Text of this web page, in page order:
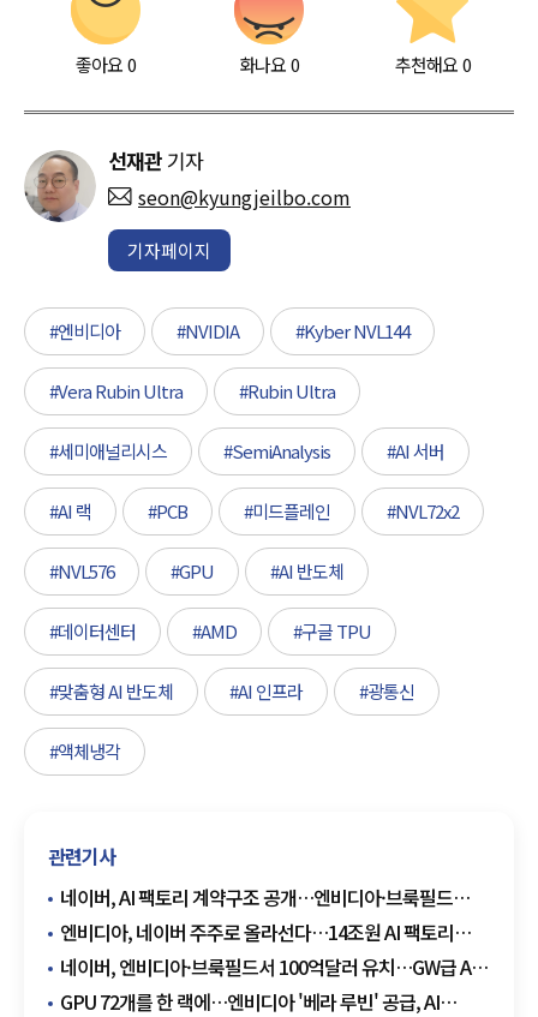
좋아요0 화나요0 추천해요 0
선재관 기자
seon@kyungjeilbo.com
기자페이지
#엔비디아 #NVIDIA #Kyber NVL144
#Vera Rubin Ultra #Rubin Ultra
#세미애널리시스 #SemiAnalysis #AI 서버
#AI 랙 #PCB #미드플레인 #NVL72x2
#NVL576 #GPU #AI 반도체
#데이터센터 #AMD #구글 TPU
#맞춤형 AI 반도체 #AI 인프라 #광통신
#액체냉각
관련기사
네이버, AI 팩토리 계약구조 공개…엔비디아·브룩필드
10조원 조달
엔비디아, 네이버 주주로 올라선다…14조원 AI 팩토리
승부수
네이버, 엔비디아·브룩필드서 100억달러 유치…GW급 AI
팩토리 승부수
GPU 72개를 한 랙에…엔비디아 '베라 루빈' 공급, AI